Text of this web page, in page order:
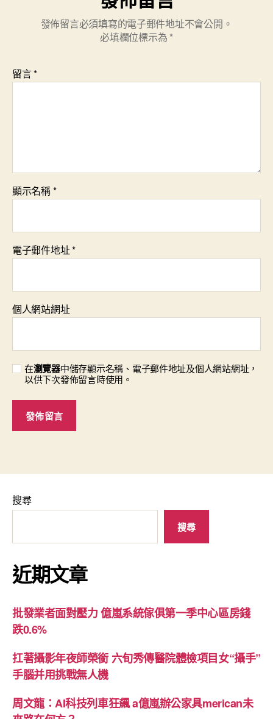
發佈留言必須填寫的電子郵件地址不會公開。
必填欄位標示為 *
留言*
顯示名稱*
電子郵件地址*
個人網站網址
在瀏覽器中儲存顯示名稱、電子郵件地址及個人網站網址，
以供下次發佈留言時使用。
搜尋
搜尋
近期文章
批發業者面對壓力 億嵐系統傢俱第一季中心區房錢
跌0.6%
扛著攝影年夜師榮銜 六旬秀傳醫院體檢項目女“攝手”
手腦并用挑戰無人機
周文龍：AI科技列車狂飆 a億嵐辦公家具merican未